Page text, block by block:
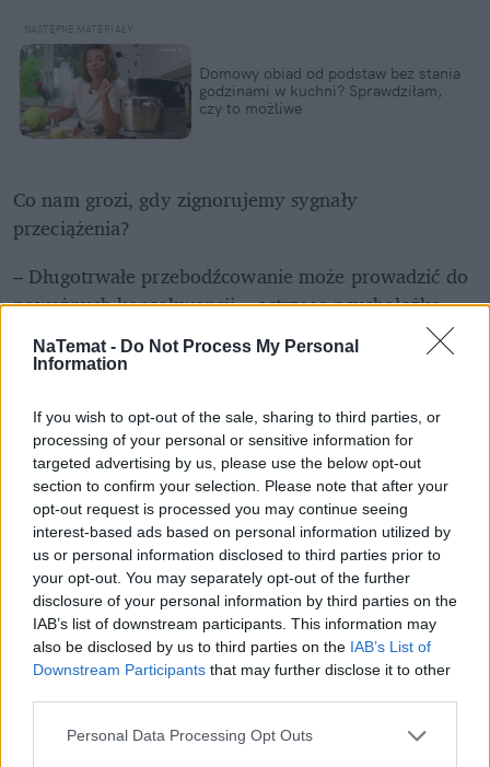
NaTemat - Do Not Process My Personal
Information
If you wish to opt-out of the sale, sharing to third parties, or
processing of your personal or sensitive information for
targeted advertising by us, please use the below opt-out
section to confirm your selection. Please note that after your
opt-out request is processed you may continue seeing
interest-based ads based on personal information utilized by
us or personal information disclosed to third parties prior to
your opt-out. You may separately opt-out of the further
disclosure of your personal information by third parties on the
IAB’s list of downstream participants. This information may
also be disclosed by us to third parties on the IAB’s List of
Downstream Participants that may further disclose it to other
Personal Data Processing Opt Outs
Domowy obiad od podstaw bez stania
godzinami w kuchni? Sprawdziłam,
czy to możliwe
Co nam grozi, gdy zignorujemy sygnały
przeciążenia?
– Długotrwałe przebodźcowanie może prowadzić do
poważnych konsekwencji – ostrzega psycholożka. –
Na poziomie behawioralnym może to być
rozdrażnienie, impulsywność, a nawet agresja, która
poziomie poznawczym – tzw. mgła mózgowa,
trudności z koncentracją, zapominanie prostych
rzeczy, a na emocjonalnym – rozregulowanie,
płaczliwość, wybuchy złości. W skrajnych
przypadkach mogą pojawić się nawet wspomniane
zaburzenia lękowe lub depresyjne.
Jak dodaje, przebodźcowanie społeczne, czyli
wynikające z nadmiaru relacji i oczekiwań, może
skutkować z kolei izolacją, wycofaniem,
trudnościami w relacjach.
REKLAMA